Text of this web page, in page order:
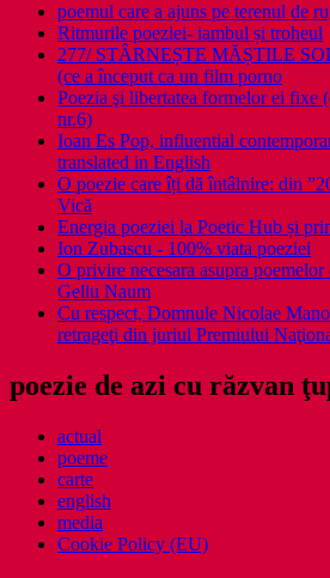
poemul care a ajuns pe terenul de
Ritmurile poeziei- iambul și troheul
277/ STÂRNEȘTE MĂȘTILE
(ce a început ca un film porno
Poezia şi libertatea formelor ei fixe
nr.6)
Ioan Es Pop, influential
translated in English
O poezie care îți dă întâlnire: din
Vică
Energia poeziei la Poetic Hub și
Ion Zubascu - 100% viata poeziei
O privire necesara asupra
Gellu Naum
Cu respect, Domnule Nicolae
retrageţi din juriul Premiului
poezie de azi cu răzvan
actual
poeme
carte
english
media
Cookie Policy (EU)